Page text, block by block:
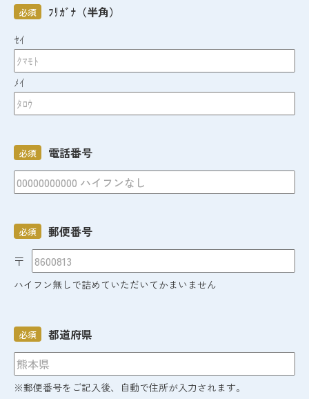
ﾌﾘｶﾞﾅ（半角）
必須
ｾｲ
ﾒｲ
電話番号
必須
郵便番号
必須
〒
ハイフン無しで詰めていただいてかまいません
都道府県
必須
※郵便番号をご記入後、自動で住所が入力されます。